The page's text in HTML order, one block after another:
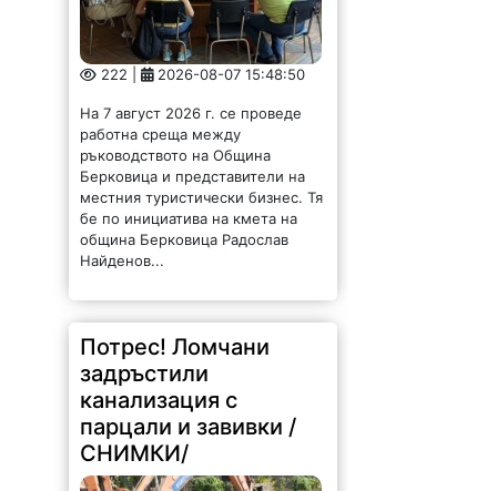
222 | 2026-08-07 15:48:50
На 7 август 2026 г. се проведе
работна среща между
ръководството на Община
Берковица и представители на
местния туристически бизнес. Тя
бе по инициатива на кмета на
община Берковица Радослав
Найденов...
Потрес! Ломчани
задръстили
канализация с
парцали и завивки /
СНИМКИ/